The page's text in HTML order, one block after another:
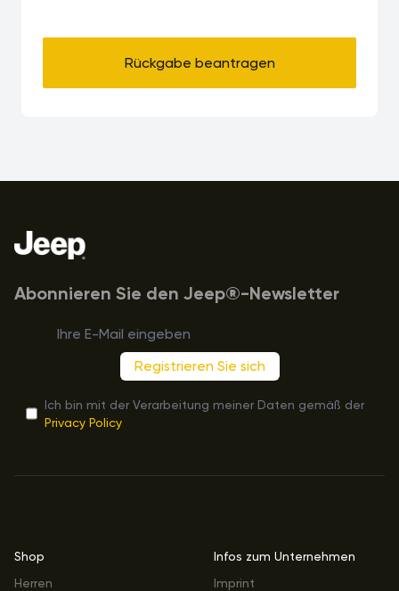
Rückgabe beantragen
Abonnieren Sie den Jeep®-Newsletter
Registrieren Sie sich
Ich bin mit der Verarbeitung meiner Daten gemäß der
Privacy Policy
Shop
Herren
Infos zum Unternehmen
Imprint